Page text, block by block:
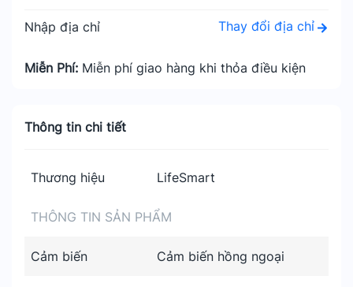
Nhập địa chỉ Thay đổi địa chỉ
Miễn Phí: Miễn phí giao hàng khi thỏa điều kiện
Thông tin chi tiết
Thương hiệu LifeSmart
THÔNG TIN SẢN PHẨM
Cảm biến Cảm biến hồng ngoại